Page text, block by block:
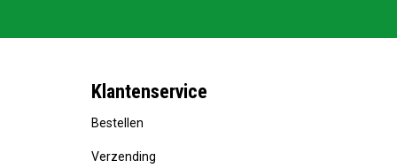
Klantenservice
Bestellen
Verzending